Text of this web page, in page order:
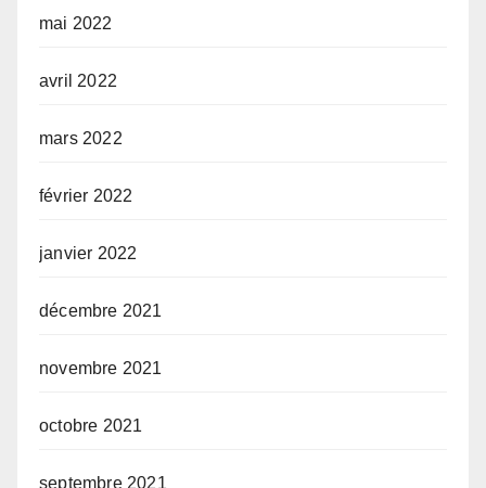
mai 2022
avril 2022
mars 2022
février 2022
janvier 2022
décembre 2021
novembre 2021
octobre 2021
septembre 2021